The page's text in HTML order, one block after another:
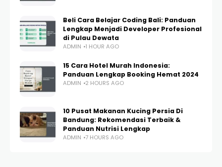
Beli Cara Belajar Coding Bali: Panduan
Lengkap Menjadi Developer Profesional
di Pulau Dewata
ADMIN 1 HOUR AGO
15 Cara Hotel Murah Indonesia:
Panduan Lengkap Booking Hemat 2024
ADMIN 2 HOURS AGO
10 Pusat Makanan Kucing Persia Di
Bandung: Rekomendasi Terbaik &
Panduan Nutrisi Lengkap
ADMIN 7 HOURS AGO